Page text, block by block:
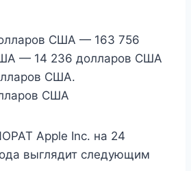
США — 163 756
— 14 236 долларов США
США.
США
Apple Inc. на 24
выглядит следующим